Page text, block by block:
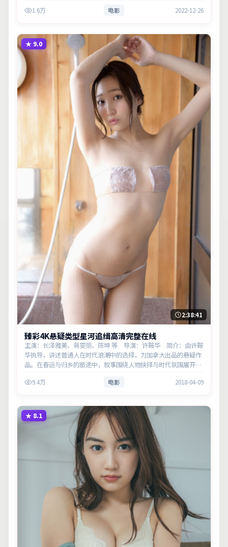
义。1.6万 电影 2022-12-26
★ 9.0
2:38:41
臻彩4K悬疑类型星河追缉高清完整在线
主演：长泽雅美、蒋雯丽、陈坤 等 导演：许鞍华 简介：由许鞍
华执导，讲述普通人在时代浪潮中的选择，为加拿大出品的悬疑作
品。在春运与归乡的旅途中，叙事围绕人物抉择与时代氛围展开，
顾观赏性与现…
9.4万 电影 2018-04-09
★ 8.1